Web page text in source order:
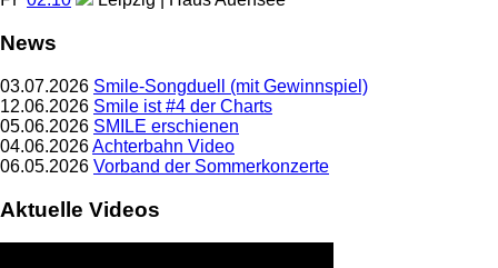
News
03.07.2026 Smile-Songduell (mit Gewinnspiel)
12.06.2026 Smile ist #4 der Charts
05.06.2026 SMILE erschienen
04.06.2026Achterbahn Video
06.05.2026 Vorband der Sommerkonzerte
Aktuelle Videos